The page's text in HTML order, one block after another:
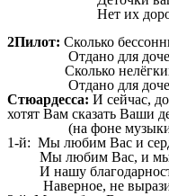
Нет их дороже,
2Пилот: Сколько
Отдано для
Сколько нелёгких
Отдано для
Стюардесса: И сейчас,
хотят Вам сказать Ваши
(на фоне музыки,
1-й: Мы любим Вас и
Мы любим Вас, и мы
И нашу
Наверное, не